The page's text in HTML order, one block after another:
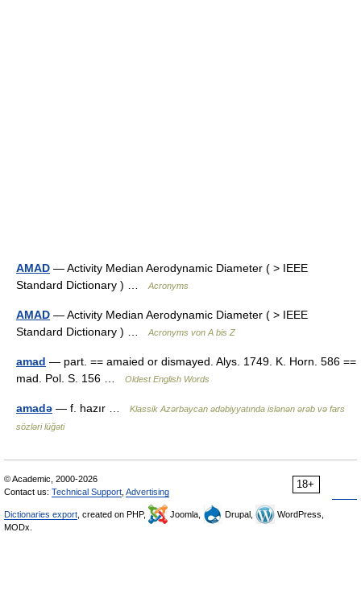
AMAD — Activity Median Aerodynamic Diameter ( > IEEE
Standard Dictionary ) …
Acronyms
AMAD — Activity Median Aerodynamic Diameter ( > IEEE
Standard Dictionary ) …
Acronyms von A bis Z
amad — part. == amaied or dismayed. Alys. 1749. K. Horn. 586 ==
mad. Pol. S. 156 …
Oldest English Words
amadə — f. hazır …
Klassik Azərbaycan ədəbiyyatında islənən ərəb və fars
sözləri lüğəti
18+
© Academic, 2000-2026
Contact us: Technical Support Advertising
Dictionaries export , created on PHP, Joomla, Drupal,
WordPress,
MODx.